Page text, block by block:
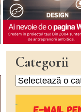
Categorii
Categorii